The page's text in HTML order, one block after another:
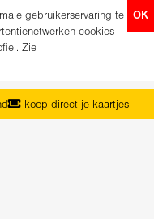
OK
gebruikerservaring te
cookies
Zie
koop direct je kaartjes
programma